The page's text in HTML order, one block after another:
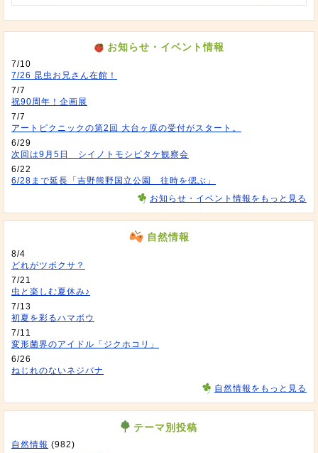
お知らせ・イベント情報
7/10
7/26 昆虫お兄さん在館！
7/7
祝90周年！企画展
7/7
アートピクニックの第2回 大台ヶ原の受付がスタート。
6/29
次回は9月5日 シイノトモシビタケ観察会
6/22
6/28まで延長「吉野熊野国立公園 往時を偲ぶ」
お知らせ・イベント情報をもっと見る
自然情報
8/4
どれがツボクサ？
7/21
虫と楽しむ夏休み♪
7/13
初夏を彩るハマボウ
7/11
変形菌界のアイドル「ジクホコリ」
6/26
ねじれのないネジバナ
自然情報をもっと見る
テーマ別投稿
自然情報 (982)